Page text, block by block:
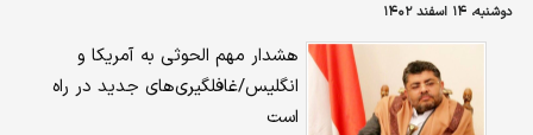
دوشنبه، ۱۴ اسفند ۱۴۰۲
هشدار مهم الحوثی به آمریکا و
انگلیس/غافلگیری‌های جدید در راه
است